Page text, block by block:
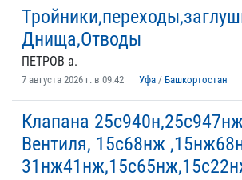
Днища,Отводы
ПЕТРОВ а.
7 августа 2026 г. в 09:42 Уфа / Башкортостан
Клапана
Вентиля, 15с68нж